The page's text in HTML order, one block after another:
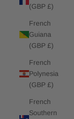
(GBP £)
French
Guiana
(GBP £)
French
Polynesia
(GBP £)
French
Southern